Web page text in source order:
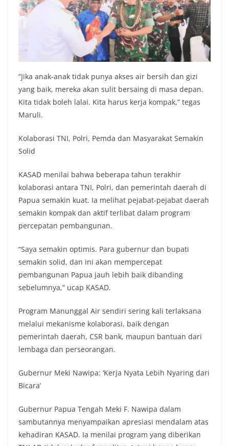
“Jika anak-anak tidak punya akses air bersih dan gizi
yang baik, mereka akan sulit bersaing di masa depan.
Kita tidak boleh lalai. Kita harus kerja kompak,” tegas
Maruli.
Kolaborasi TNI, Polri, Pemda dan Masyarakat Semakin
Solid
KASAD menilai bahwa beberapa tahun terakhir
kolaborasi antara TNI, Polri, dan pemerintah daerah di
Papua semakin kuat. Ia melihat pejabat-pejabat daerah
semakin kompak dan aktif terlibat dalam program
percepatan pembangunan.
“Saya semakin optimis. Para gubernur dan bupati
semakin solid, dan ini akan mempercepat
pembangunan Papua jauh lebih baik dibanding
sebelumnya,” ucap KASAD.
Program Manunggal Air sendiri sering kali terlaksana
melalui mekanisme kolaborasi, baik dengan
pemerintah daerah, CSR bank, maupun bantuan dari
lembaga dan perseorangan.
Gubernur Meki Nawipa: ‘Kerja Nyata Lebih Nyaring dari
Bicara’
Gubernur Papua Tengah Meki F. Nawipa dalam
sambutannya menyampaikan apresiasi mendalam atas
kehadiran KASAD. Ia menilai program yang diberikan